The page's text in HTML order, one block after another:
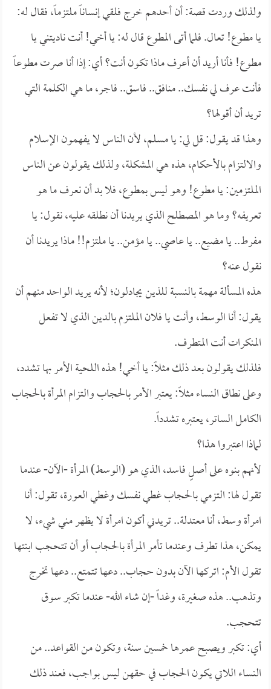
ولذلك وردت قصة: أن أحدهم خرج فلقي إنساناً ملتزماً، فقال له:
يا مطوع! تعال. فلما أتى المطوع قال له: يا أخي! أنت ناديتني يا
مطوع! فأنا أريد أن أعرف ماذا تكون أنت؟ أي: إذا أنا صرت مطوعاً
فأنت عرف لي نفسك.. منافق.. فاسق.. فاجر، ما هي الكلمة التي
تريد أن أقولها؟
وهذا قد يقول: قل لي: يا مسلم، لأن الناس لا يفهمون الإسلام
والالتزام بالأحكام، هذه هي المشكلة، ولذلك يقولون عن الناس
الملتزمين: يا مطوع! وهو ليس بمطوع، فلا بد أن نعرف ما هو
تعريفه؟ وما هو المصطلح الذي يريدنا أن نطلقه عليه، نقول: يا
مفرط.. يا مضيع.. يا عاصي.. يا مؤمن.. يا ملتزم!! ماذا يريدنا أن
نقول عنه؟
هذه المسألة مهمة بالنسبة للذين يجادلون؛ لأنه يريد الواحد منهم أن
يقول: أنا الوسط، وأنت يا فلان الملتزم بالدين الذي لا تفعل
المنكرات أنت المتطرف.
فلذلك يقولون بعد ذلك مثلاً: يا أخي! هذه اللحية الأمر بها تشدد،
وعلى نطاق النساء مثلاً: يعتبر الأمر بالحجاب والتزام المرأة بالحجاب
الكامل الساتر، يعتبره تشدداً.
لماذا اعتبروا هذا؟
لأنهم بنوه على أصلٍ فاسد، الذي هو (الوسط) المرأة -الآن- عندما
تقول لها: التزمي بالحجاب غطي نفسك وغطي العورة، تقول: أنا
امرأة وسط، أنا معتدلة.. تريدني أكون امرأة لا يظهر مني شيء، لا
يمكن، هذا تطرف وعندما تأمر المرأة بالحجاب أو أن تتحجب ابنتها
تقول الأم: اتركها الآن بدون حجاب.. دعها تتمتع.. دعها تخرج
وتذهب.. هذه صغيرة، وغداً -إن شاء الله- عندما تكبر سوق
تتحجب.
أي: تكبر ويصبح عمرها خمسين سنة، وتكون من القواعد.. من
النساء اللاتي يكون الحجاب في حقهن ليس بواجب، فعند ذلك